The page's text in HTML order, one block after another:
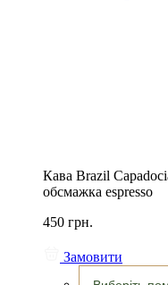
Кава Brazil
обсмажка espresso
450 грн.
Замовити